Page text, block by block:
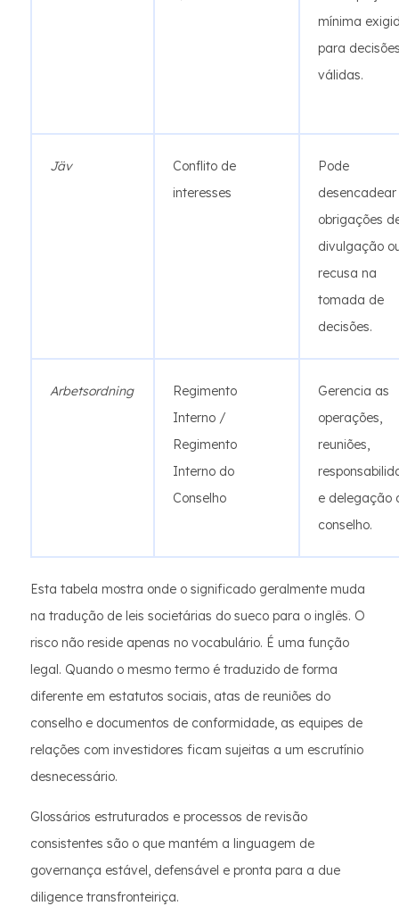
mínima
para
válidas.
Jäv
Conflito de
interesses
Pode
desencadear
obrigações
divulgação
recusa na
tomada de
decisões.
Arbetsordning
Regimento
Interno /
Regimento
Interno do
Conselho
Gerencia as
operações,
reuniões,
e delegação
conselho.
Esta tabela mostra onde o significado geralmente muda
na tradução de leis societárias do sueco para o inglês. O
risco não reside apenas no vocabulário. É uma função
legal. Quando o mesmo termo é traduzido de forma
diferente em estatutos sociais, atas de reuniões do
conselho e documentos de conformidade, as equipes de
relações com investidores ficam sujeitas a um escrutínio
desnecessário.
Glossários estruturados e processos de revisão
consistentes são o que mantém a linguagem de
governança estável, defensável e pronta para a due
diligence transfronteiriça.